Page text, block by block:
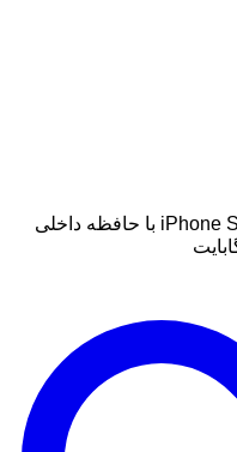
گوشی موبایل اپل مدل iPhone SE 2022 با حافظه داخلی